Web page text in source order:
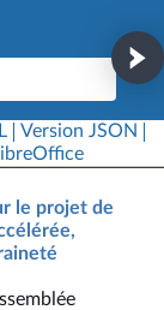
Version JSON
le projet de